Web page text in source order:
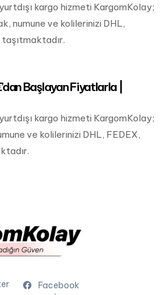
kargo hizmeti KargomKolay;
numune ve kolilerinizi DHL,
taşıtmaktadır.
Başlayan Fiyatlarla |
kargo hizmeti KargomKolay;
ve kolilerinizi DHL, FEDEX,
Facebook